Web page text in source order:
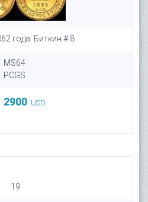
года. Биткин # 8
MS64
PCGS
2900 USD
19